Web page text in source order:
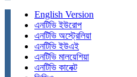
English Version
এনটিভি ইউরোপ
এনটিভি অস্ট্রেলিয়া
এনটিভি ইউএই
এনটিভি মালয়েশিয়া
এনটিভি কানেক্ট